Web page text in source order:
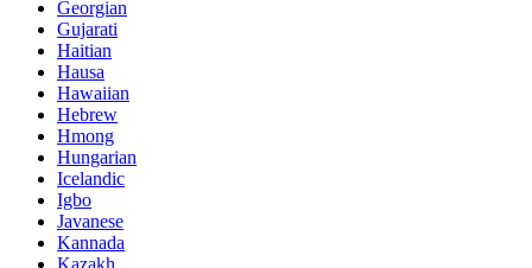
Georgian
Gujarati
Haitian
Hausa
Hawaiian
Hebrew
Hmong
Hungarian
Icelandic
Igbo
Javanese
Kannada